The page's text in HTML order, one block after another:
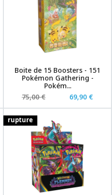
Boite de 15 Boosters - 151
Pokémon Gathering -
Pokém...
75,00 €
69,90 €
rupture